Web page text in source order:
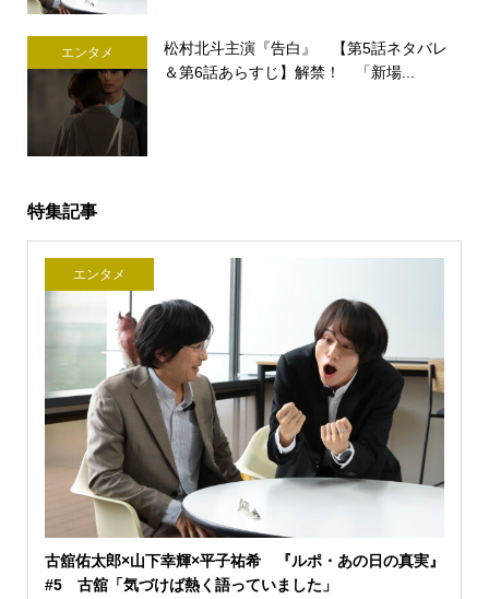
エンタメ
松村北斗主演『告白』 【第5話ネタバレ
＆第6話あらすじ】解禁！ 「新場...
特集記事
エンタメ
古舘佑太郎×山下幸輝×平子祐希 『ルポ・あの日の真実』
#5 古舘「気づけば熱く語っていました」